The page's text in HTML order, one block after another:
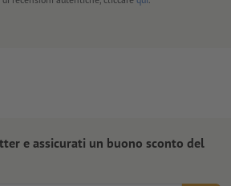
e assicurati un buono sconto del